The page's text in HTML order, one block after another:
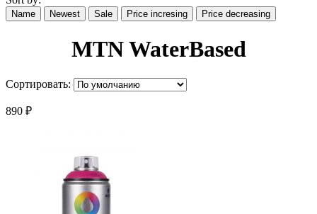
Name Newest Sale Price incresing Price decreasing
MTN WaterBased
Сортировать:
890 ₽